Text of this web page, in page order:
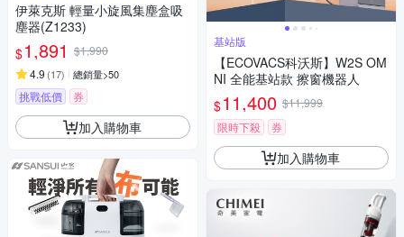
伊萊克斯 輕量小旋風集塵盒吸
塵器(Z1233)
$1,891 $1,990
4.9 (17) 總銷量>50
挑戰低價 券
加入購物車
基站版
【ECOVACS科沃斯】W2S OM
NI 全能基站款 擦窗機器人
$11,400 $11,999
限時下殺
券
加入購物車